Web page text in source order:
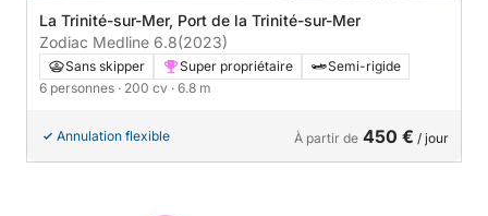
La Trinité-sur-Mer, Port de la Trinité-sur-Mer
Zodiac Medline 6.8(2023)
Sans skipper Super propriétaire
Semi-rigide
6 personnes · 200 cv · 6.8 m
Annulation flexible À partir de 450 € / jour